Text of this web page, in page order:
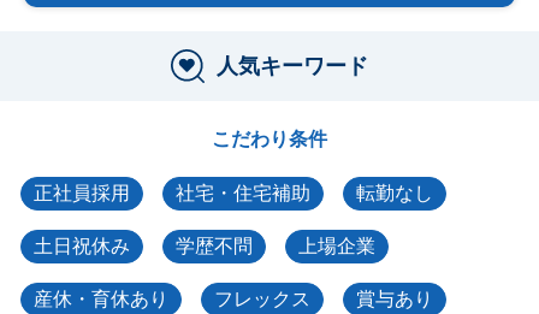
人気キーワード
こだわり条件
正社員採用 社宅・住宅補助 転勤なし
土日祝休み 学歴不問 上場企業
産休・育休あり フレックス 賞与あり